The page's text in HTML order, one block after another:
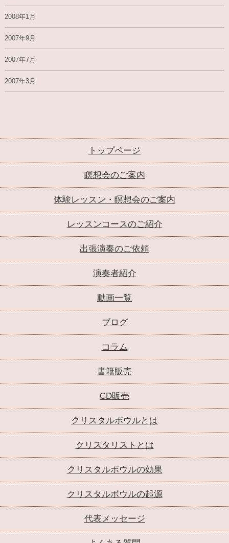
2008年1月
2007年9月
2007年7月
2007年3月
トップページ
瞑想会のご案内
体験レッスン・瞑想会のご案内
レッスンコースのご紹介
出張演奏のご依頼
演奏者紹介
動画一覧
ブログ
コラム
書籍販売
CD販売
クリスタルボウルとは
クリスタリストとは
クリスタルボウルの効果
クリスタルボウルの起源
代表メッセージ